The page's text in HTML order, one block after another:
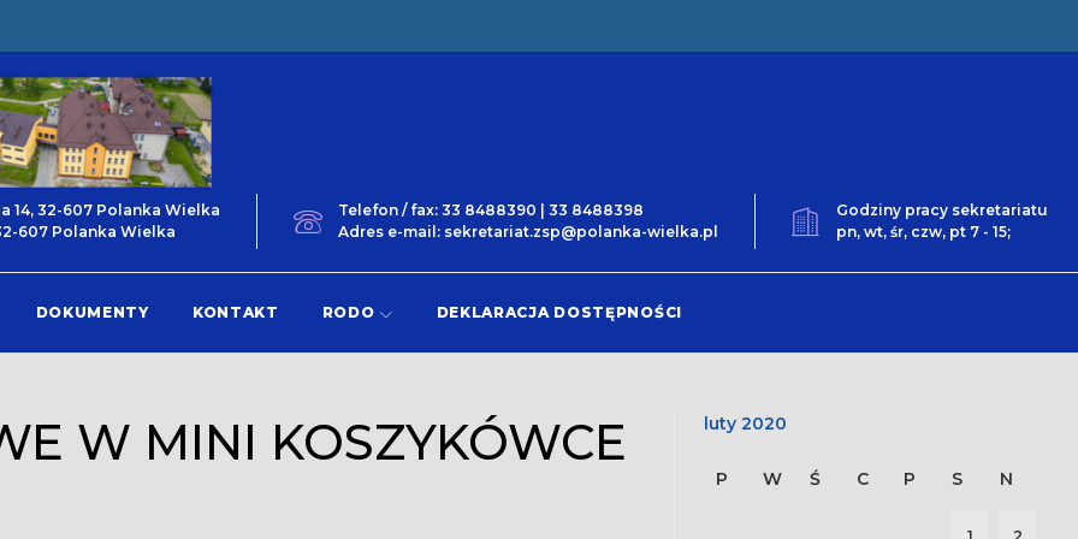
14, 32-607 Polanka Wielka
607 Polanka Wielka
Telefon / fax: 33 8488390 | 33 8488398
Adres e-mail: sekretariat.zsp@polanka-wielka.pl
Godziny pracy sekretariatu
pn, wt, śr, czw, pt 7 - 15;
DOKUMENTY KONTAKT RODO DEKLARACJA DOSTĘPNOŚCI
W MINI KOSZYKÓWCE luty 2020
P W Ś C P S N